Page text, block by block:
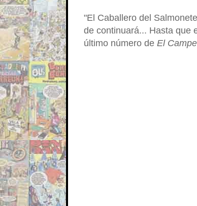
"El Caballero del
de continuará... Hasta que
último número de El